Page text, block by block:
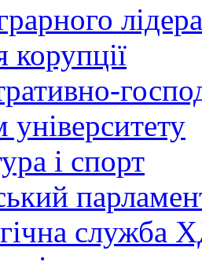
лідера
корупції
і спорт
служба